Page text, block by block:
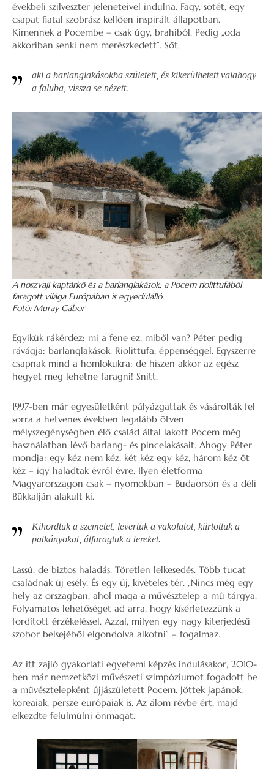
évekbeli szilveszter jeleneteivel indulna. Fagy, sötét, egy
csapat fiatal szobrász kellően inspirált állapotban.
Kimennek a Pocembe – csak úgy, brahiból. Pedig „oda
akkoriban senki nem merészkedett”. Sőt,
aki a barlanglakásokba született, és kikerülhetett valahogy
a faluba, vissza se nézett.
A noszvaji kaptárkő és a barlanglakások, a Pocem riolittufából
faragott világa Európában is egyedülálló.
Fotó: Muray Gábor
Egyikük rákérdez: mi a fene ez, miből van? Péter pedig
rávágja: barlanglakások. Riolittufa, éppenséggel. Egyszerre
csapnak mind a homlokukra: de hiszen akkor az egész
hegyet meg lehetne faragni! Snitt.
1997-ben már egyesületként pályázgattak és vásárolták fel
sorra a hetvenes években legalább ötven
mélyszegénységben élő család által lakott Pocem még
használatban lévő barlang- és pincelakásait. Ahogy Péter
mondja: egy kéz nem kéz, két kéz egy kéz, három kéz öt
kéz – így haladtak évről évre. Ilyen életforma
Magyarországon csak – nyomokban – Budaörsön és a déli
Bükkalján alakult ki.
Kihordtuk a szemetet, levertük a vakolatot, kiirtottuk a
patkányokat, átfaragtuk a tereket.
Lassú, de biztos haladás. Töretlen lelkesedés. Több tucat
családnak új esély. És egy új, kivételes tér. „Nincs még egy
hely az országban, ahol maga a művésztelep a mű tárgya.
Folyamatos lehetőséget ad arra, hogy kísérletezzünk a
fordított érzékeléssel. Azzal, milyen egy nagy kiterjedésű
szobor belsejéből elgondolva alkotni” – fogalmaz.
Az itt zajló gyakorlati egyetemi képzés indulásakor, 2010-
ben már nemzetközi művészeti szimpóziumot fogadott be
a művésztelepként újjászületett Pocem. Jöttek japánok,
koreaiak, persze európaiak is. Az álom révbe ért, majd
elkezdte felülmúlni önmagát.